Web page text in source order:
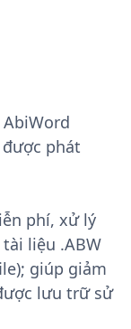
AbiWord
phát
phí, xử lý
liệu .ABW
giúp giảm
lưu trữ sử